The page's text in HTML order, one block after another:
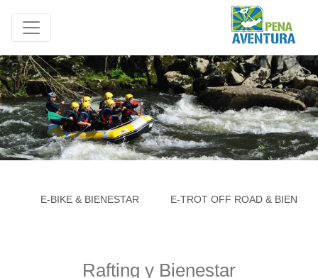
E-BIKE & BIENESTAR E-TROT OFF ROAD &
Rafting y Bienestar